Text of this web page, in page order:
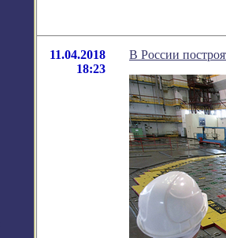
11.04.2018
18:23
В России